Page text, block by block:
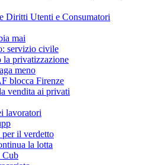
Diritti Utenti e Consumatori
mai
servizio civile
privatizzazione
meno
blocca Firenze
vendita ai privati
lavoratori
per il verdetto
la lotta
Cub